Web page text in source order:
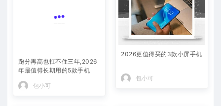
跑分再高也扛不住三年,2026
年最值得长期用的5款手机
包小可
2026更值得买的3款小屏手机
包小可